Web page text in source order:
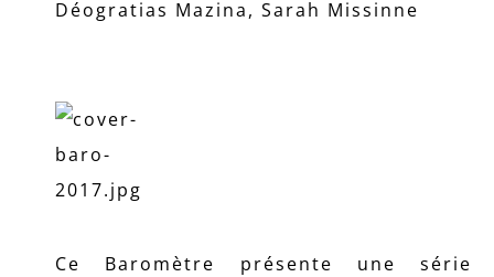
Déogratias Mazina, Sarah Missinne
Ce Baromètre présente une série